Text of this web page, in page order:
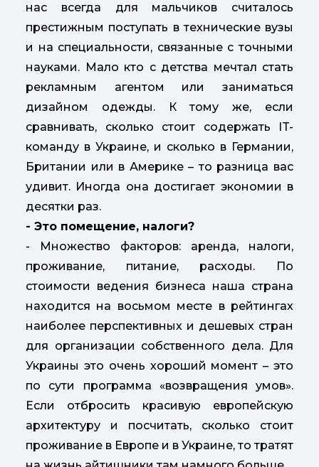
нас всегда для мальчиков считалось
престижным поступать в технические вузы
и на специальности, связанные с точными
науками. Мало кто с детства мечтал стать
рекламным агентом или заниматься
дизайном одежды. К тому же, если
сравнивать, сколько стоит содержать IT-
команду в Украине, и сколько в Германии,
Британии или в Америке – то разница вас
удивит. Иногда она достигает экономии в
десятки раз.
- Это помещение, налоги?
- Множество факторов: аренда, налоги,
проживание, питание, расходы. По
стоимости ведения бизнеса наша страна
находится на восьмом месте в рейтингах
наиболее перспективных и дешевых стран
для организации собственного дела. Для
Украины это очень хороший момент – это
по сути программа «возвращения умов».
Если отбросить красивую европейскую
архитектуру и посчитать, сколько стоит
проживание в Европе и в Украине, то тратят